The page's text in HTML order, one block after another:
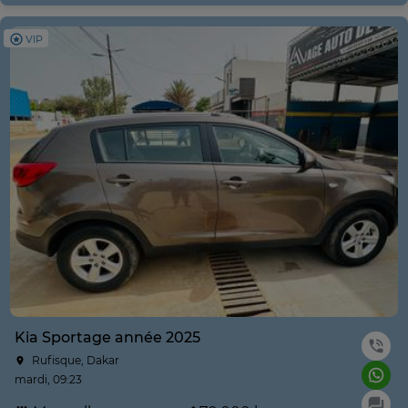
VIP
Kia Sportage année 2025
Rufisque, Dakar
mardi, 09:23